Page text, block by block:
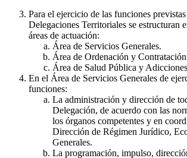
Para el ejercicio de las funciones
Delegaciones Territoriales se estructuran
áreas de actuación:
Área de Servicios Generales.
Área de Ordenación y
Área de Salud Pública y
En el Área de Servicios Generales de
funciones:
La administración y dirección de
Delegación, de acuerdo con las
los órganos competentes y en
Dirección de Régimen Jurídico,
Generales.
La programación, impulso,